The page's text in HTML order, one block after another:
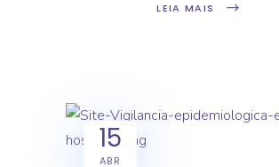
LEIA MAIS
15
ABR